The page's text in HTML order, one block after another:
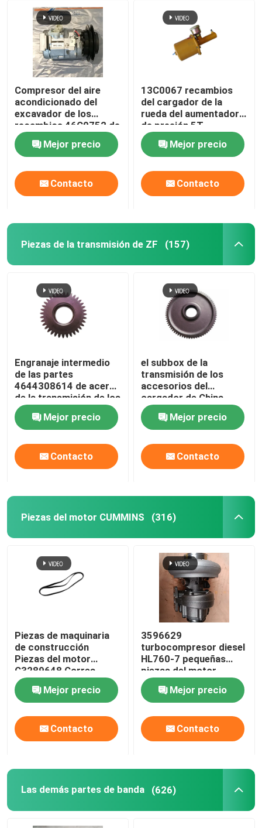
Vídeos
Sobre nosotros
Viaje de la fábrica
Control de calidad
Casos
Compresor del aire
acondicionado del
excavador de los
recambios 46C0752 de
LGMC para la
maquinaria pesada
Mejor precio
Contacto
13C0067 recambios
del cargador de la
rueda del aumentador
de presión 5T
Mejor precio
Contacto
Piezas de la transmisión de ZF (157)
Engranaje intermedio
de las partes
4644308614 de acero
de la transmisión de los
accesorios del
cargadorMejor precio
Contacto
el subbox de la
transmisión de los
accesorios del
cargador de China
impulsor el engranaje
de la entrada del
engranaje 4644311117
Mejor precio
Contacto
Piezas del motor CUMMINS (316)
Piezas de maquinaria
de construcción
Piezas del motor
C3289648 Correa
Cummins
Mejor precio
Contacto
3596629
turbocompresor diesel
HL760-7 pequeñas
piezas del motor
Mejor precio
Contacto
Las demás partes de banda (626)